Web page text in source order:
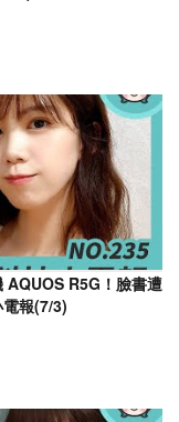
AQUOS R5G！臉書遭
報(7/3)